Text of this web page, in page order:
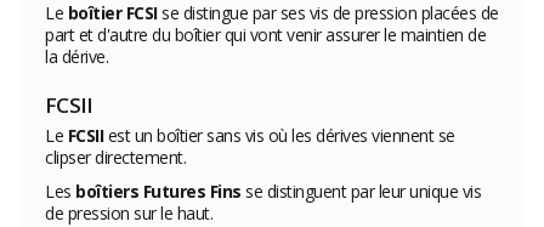
Le boîtier FCSIse distingue par ses vis de pression placées de
part et d'autre du boîtier qui vont venir assurer le maintien de
la dérive.
FCSII
Le FCSIIest un boîtier sans vis où les dérives viennent se
clipser directement.
Les boîtiers Futures Fins se distinguent par leur unique vis
de pression sur le haut.